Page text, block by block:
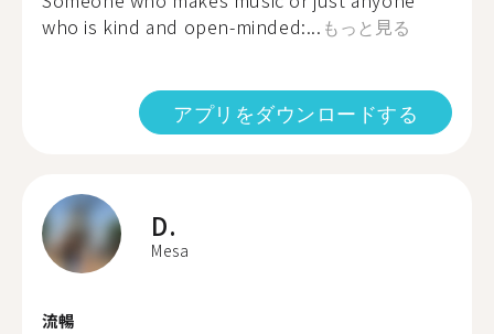
who is kind and open-minded:... もっと見る
アプリをダウンロードする
D.
Mesa
流暢